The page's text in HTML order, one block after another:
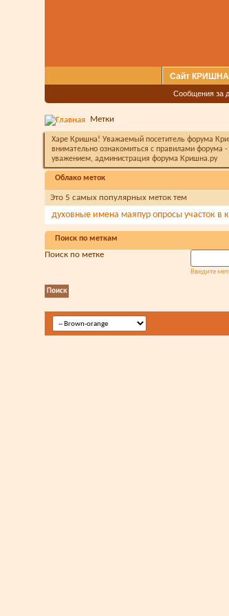
Сайт
Сообщения за
Метки
Харе Кришна! Уважаемый посетитель форума
внимательно ознакомиться с правилами
уважением, администрация форума Кришна.ру
Облако меток
Это 5 самых популярных меток тем
духовные имена маяпур опросы участок в
Поиск по меткам
Поиск по метке
Введите